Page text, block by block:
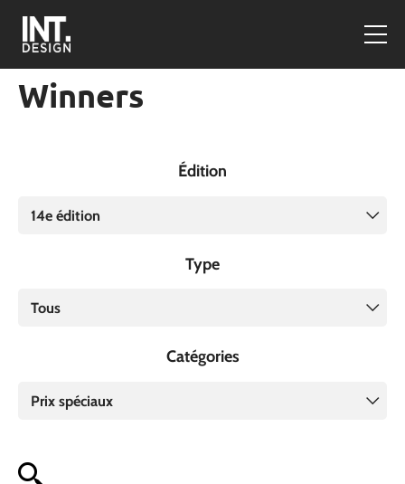
Winners
Édition
14e édition
Type
Tous
Catégories
Prix spéciaux